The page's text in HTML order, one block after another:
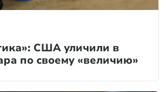
США уличили в
по своему «величию»